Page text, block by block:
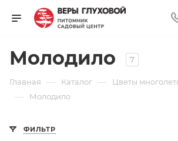
Молодило 7
Главная — Каталог — Цветы
— Молодило
ФИЛЬТР